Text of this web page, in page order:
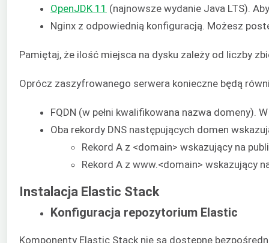
OpenJDK 11 (najnowsze wydanie Java LTS).
Nginx z odpowiednią konfiguracją. Możesz
Pamiętaj, że ilość miejsca na dysku zależy od liczby
Oprócz zaszyfrowanego serwera konieczne będą
FQDN (w pełni kwalifikowana nazwa domeny).
Oba rekordy DNS następujących domen
Rekord A z <domain> wskazujący na
Rekord A z www.<domain> wskazujący
Instalacja Elastic Stack
Konfiguracja repozytorium Elastic
Komponenty Elastic Stack nie są dostępne